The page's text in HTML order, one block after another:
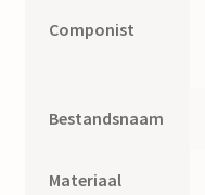
Componist
Bestandsnaam
Materiaal